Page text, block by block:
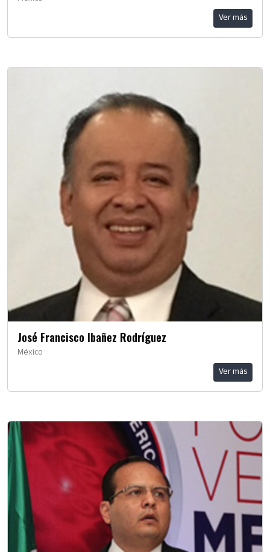
Ver más
José Francisco Ibañez Rodríguez
México
Ver más